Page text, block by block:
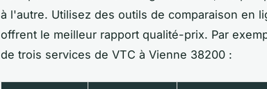
à l'autre. Utilisez des outils de comparaison en
offrent le meilleur rapport qualité-prix. Par
de trois services de VTC à Vienne 38200 :